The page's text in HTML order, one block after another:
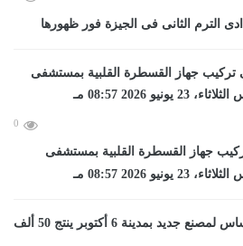
الترم الثانى فى الجيزة فور ظهورها
0
على تركيب جهاز القسطرة القلبية بمستشفى
2026 08:57 مـ